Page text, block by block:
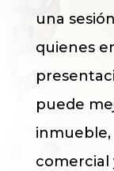
una
quienes
puede
comercial